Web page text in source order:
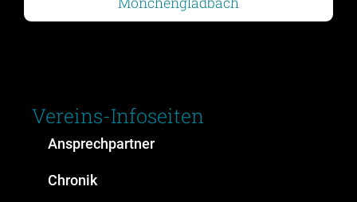
Vereins-Infoseiten
Ansprechpartner
Chronik